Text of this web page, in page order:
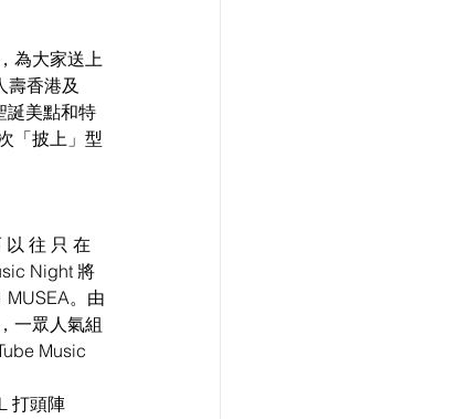
為大家送上
壽香港及
誕美點和特
「披上」型
以 往 只 在
Night 將
MUSEA。由
一眾人氣組
Music
打頭陣